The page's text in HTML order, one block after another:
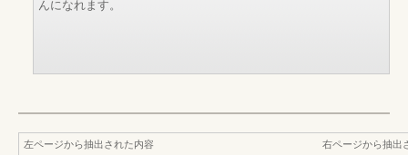
んになれます。
左ページから抽出された内容
右ページから抽出